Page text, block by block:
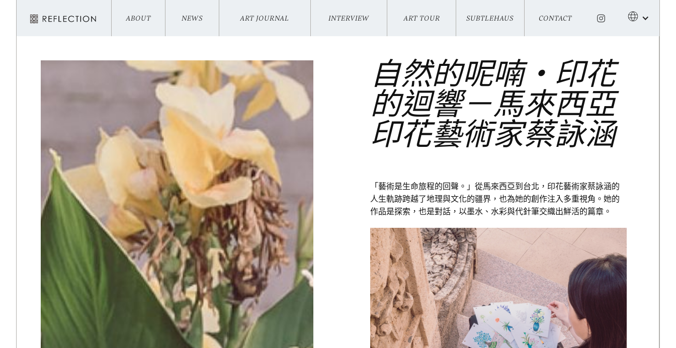
ABOUT
NEWS
ART JOURNAL
INTERVIEW
ART TOUR
SUBTLEHAUS
CONTACT
自然的呢喃・印花
的迴響－馬來西亞
印花藝術家蔡詠涵
「藝術是生命旅程的回聲。」從馬來西亞到台北，印花藝術家蔡詠涵的
人生軌跡跨越了地理與文化的疆界，也為她的創作注入多重視角。她的
作品是探索，也是對話，以墨水、水彩與代針筆交織出鮮活的篇章。